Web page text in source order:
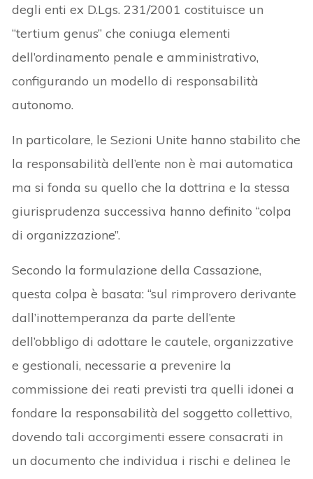
degli enti ex D.Lgs. 231/2001 costituisce un
“tertium genus” che coniuga elementi
dell’ordinamento penale e amministrativo,
configurando un modello di responsabilità
autonomo.
In particolare, le Sezioni Unite hanno stabilito che
la responsabilità dell’ente non è mai automatica
ma si fonda su quello che la dottrina e la stessa
giurisprudenza successiva hanno definito “colpa
di organizzazione”.
Secondo la formulazione della Cassazione,
questa colpa è basata: “sul rimprovero derivante
dall’inottemperanza da parte dell’ente
dell’obbligo di adottare le cautele, organizzative
e gestionali, necessarie a prevenire la
commissione dei reati previsti tra quelli idonei a
fondare la responsabilità del soggetto collettivo,
dovendo tali accorgimenti essere consacrati in
un documento che individua i rischi e delinea le